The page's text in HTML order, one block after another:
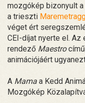
mozgókép bizonyult
a trieszti
véget ért
CEI-díjat nyerte el.
rendező Maestro
animációjáért
A Mama a Kedd
Mozgókép